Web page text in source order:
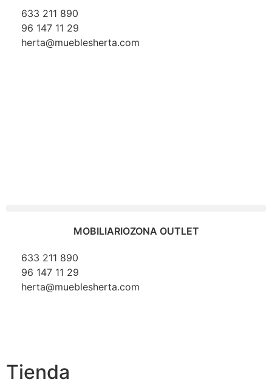
633 211 890
96 147 11 29
herta@mueblesherta.com
MOBILIARIOZONA OUTLET
633 211 890
96 147 11 29
herta@mueblesherta.com
Tienda